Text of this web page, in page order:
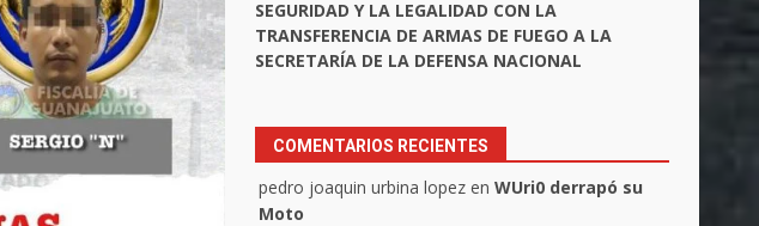
SEGURIDAD Y LA LEGALIDAD CON LA
TRANSFERENCIA DE ARMAS DE FUEGO A LA
SECRETARÍA DE LA DEFENSA NACIONAL
COMENTARIOS RECIENTES
pedro joaquin urbina lopez enWUri0 derrapó su
Moto